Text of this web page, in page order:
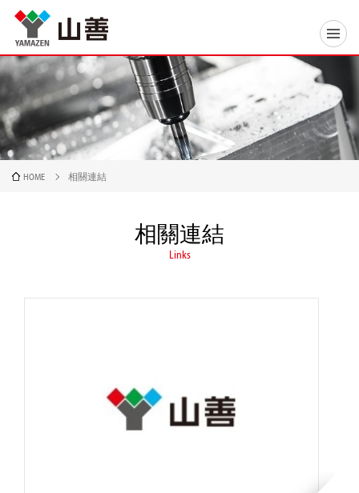
HOME 相關連結
相關連結
Links